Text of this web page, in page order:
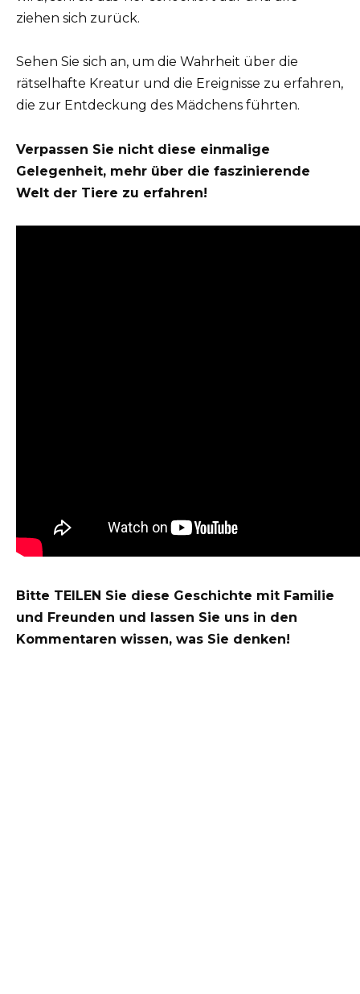
ziehen sich zurück.
Sehen Sie sich an, um die Wahrheit über die
rätselhafte Kreatur und die Ereignisse zu erfahren,
die zur Entdeckung des Mädchens führten.
Verpassen Sie nicht diese einmalige
Gelegenheit, mehr über die faszinierende
Welt der Tiere zu erfahren!
Bitte TEILEN Sie diese Geschichte mit Familie
und Freunden und lassen Sie uns in den
Kommentaren wissen, was Sie denken!